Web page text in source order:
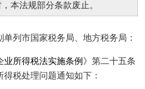
本法规部分条款废止。
列市国家税务局、地方税务局：
业所得税法实施条例 》第二十五条
税处理问题通知如下：